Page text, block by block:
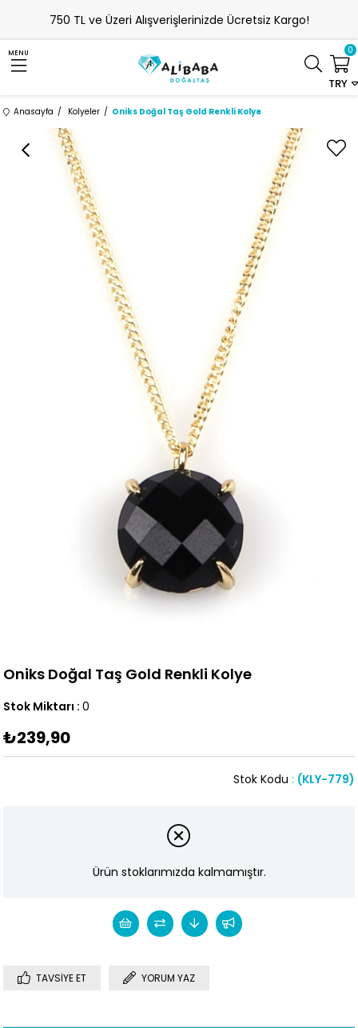
750 TL ve Üzeri Alışverişlerinizde Ücretsiz Kargo!
MENU
TRY
0
Anasayfa Kolyeler Oniks Doğal Taş Gold Renkli Kolye
Oniks Doğal Taş Gold Renkli Kolye
Stok Miktarı : 0
₺239,90
(KLY-779)
Stok Kodu
Ürün stoklarımızda kalmamıştır.
TAVSIYE ET YORUM YAZ